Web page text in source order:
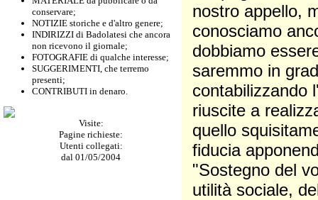
conservare;
NOTIZIE storiche e d'altro genere;
INDIRIZZI di Badolatesi che ancora
non ricevono il giornale;
FOTOGRAFIE di qualche interesse;
SUGGERIMENTI, che terremo
presenti;
CONTRIBUTI in denaro.
Visite:
Pagine richieste:
Utenti collegati:
dal 01/05/2004
nostro appello,
conosciamo
dobbiamo
saremmo in
contabilizzando
riuscite a
quello
fiducia
"Sostegno del
utilità sociale,